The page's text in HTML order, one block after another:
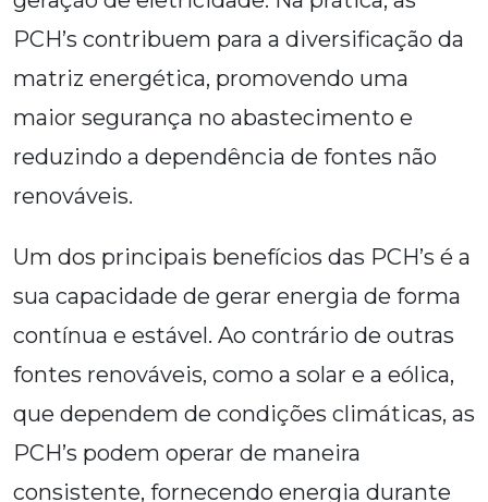
PCH’s contribuem para a diversificação da
matriz energética, promovendo uma
maior segurança no abastecimento e
reduzindo a dependência de fontes não
renováveis.
Um dos principais benefícios das PCH’s é a
sua capacidade de gerar energia de forma
contínua e estável. Ao contrário de outras
fontes renováveis, como a solar e a eólica,
que dependem de condições climáticas, as
PCH’s podem operar de maneira
consistente, fornecendo energia durante